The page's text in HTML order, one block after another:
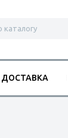
ДОСТАВКА